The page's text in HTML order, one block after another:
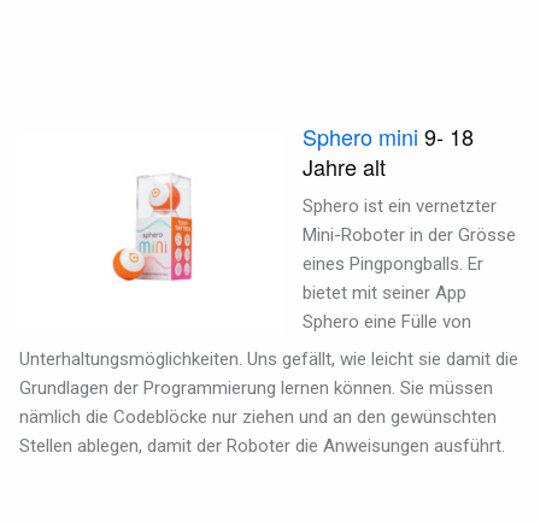
Sphero mini 9- 18
Jahre alt
Sphero ist ein vernetzter
Mini-Roboter in der Grösse
eines Pingpongballs. Er
bietet mit seiner App
Sphero eine Fülle von
Unterhaltungsmöglichkeiten. Uns gefällt, wie leicht sie damit die
Grundlagen der Programmierung lernen können. Sie müssen
nämlich die Codeblöcke nur ziehen und an den gewünschten
Stellen ablegen, damit der Roboter die Anweisungen ausführt.